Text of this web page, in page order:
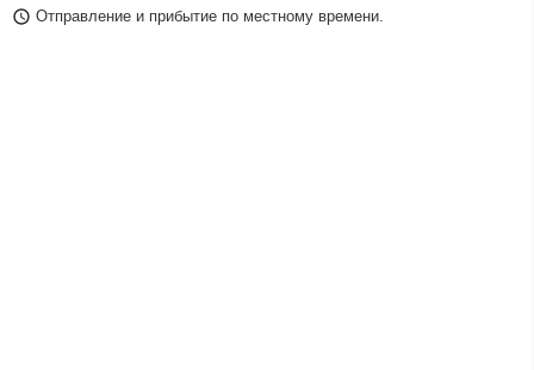
Отправление и прибытие по местному времени.